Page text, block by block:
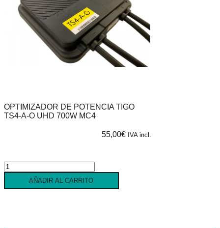
OPTIMIZADOR DE POTENCIA TIGO
TS4-A-O UHD 700W MC4
55,00€ IVA incl.
Optimizador
de
potencia
TIGO
AÑADIR AL CARRITO